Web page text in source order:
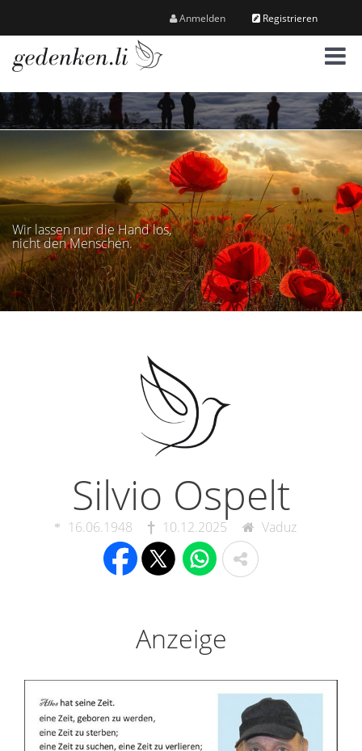
Anmelden Registrieren
M
e
n
ü
Wir lassen nur die Hand los,
nicht den Menschen.
Silvio Ospelt
16.06.1948 10.12.2025 Vaduz
Anzeige